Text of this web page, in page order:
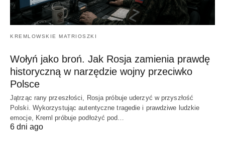
KREMLOWSKIE MATRIOSZKI
Wołyń jako broń. Jak Rosja zamienia prawdę
historyczną w narzędzie wojny przeciwko
Polsce
Jątrząc rany przeszłości, Rosja próbuje uderzyć w przyszłość
Polski. Wykorzystując autentyczne tragedie i prawdziwe ludzkie
emocje, Kreml próbuje podłożyć pod…
6 dni ago